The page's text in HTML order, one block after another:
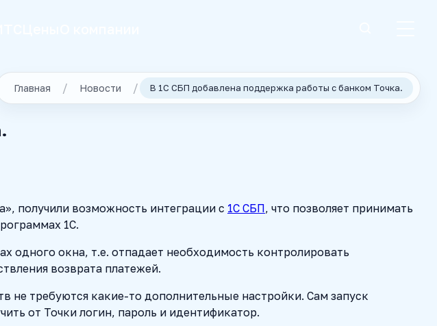
Главная Новости В 1С СБП добавлена поддержка работы с банком Точка.
получили возможность интеграции с 1С СБП, что позволяет принимать
1С.
одного окна, т.е. отпадает необходимость контролировать
возврата платежей.
не требуются какие-то дополнительные настройки. Сам запуск
от Точки логин, пароль и идентификатор.